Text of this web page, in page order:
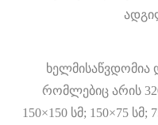
რომლებიც არის
150×150 სმ; 150×75 სმ;